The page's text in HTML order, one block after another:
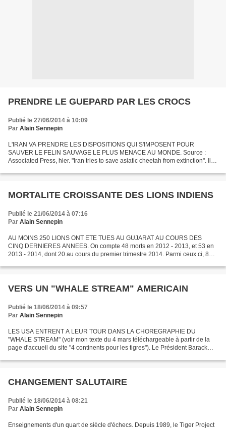
PRENDRE LE GUEPARD PAR LES CROCS
Publié le 27/06/2014 à 10:09
Par Alain Sennepin
L'IRAN VA PRENDRE LES DISPOSITIONS QUI S'IMPOSENT POUR
SAUVER LE FELIN SAUVAGE LE PLUS MENACE AU MONDE. Source :
Associated Press, hier. "Iran tries to save asiatic cheetah from extinction". Il
MORTALITE CROISSANTE DES LIONS INDIENS
Publié le 21/06/2014 à 07:16
Par Alain Sennepin
AU MOINS 250 LIONS ONT ETE TUES AU GUJARAT AU COURS DES
CINQ DERNIERES ANNEES. On compte 48 morts en 2012 - 2013, et 53 en
2013 - 2014, dont 20 au cours du premier trimestre 2014. Parmi ceux ci, 8
VERS UN "WHALE STREAM" AMERICAIN
Publié le 18/06/2014 à 09:57
Par Alain Sennepin
LES USA ENTRENT A LEUR TOUR DANS LA CHOREGRAPHIE DU
"WHALE STREAM" (voir mon texte du 4 mars téléchargeable à partir de la
page d'accueil du site "4 continents pour les tigres"). Le Président Barack
CHANGEMENT SALUTAIRE
Publié le 18/06/2014 à 08:21
Par Alain Sennepin
Enseignements d'un quart de siècle d'échecs. Depuis 1989, le Tiger Project